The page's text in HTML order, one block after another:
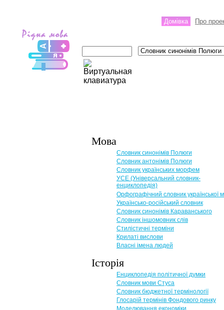
Домівка Про
Мова
Словник синонімів Полюги
Словник антонімів Полюги
Словник українських морфем
УСЕ (Універсальний словник-
енциклопедія)
Орфографічний словник української
Українсько-російський словник
Словник синонімів Караванського
Словник іншомовник слів
Стилістичні терміни
Крилаті вислови
Власні імена людей
Історія
Енциклопедія політичної думки
Словник мови Стуса
Словник бюджетної термінології
Глосарій термінів Фондового ринку
Моделювання економіки